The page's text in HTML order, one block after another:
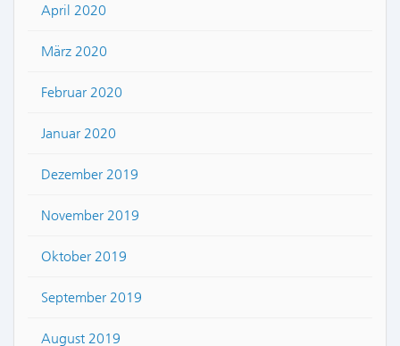
April 2020
März 2020
Februar 2020
Januar 2020
Dezember 2019
November 2019
Oktober 2019
September 2019
August 2019